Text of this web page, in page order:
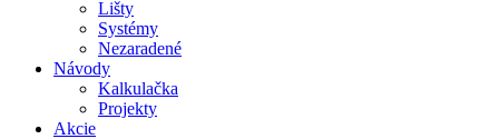
Lišty
Systémy
Nezaradené
Návody
Kalkulačka
Projekty
Akcie